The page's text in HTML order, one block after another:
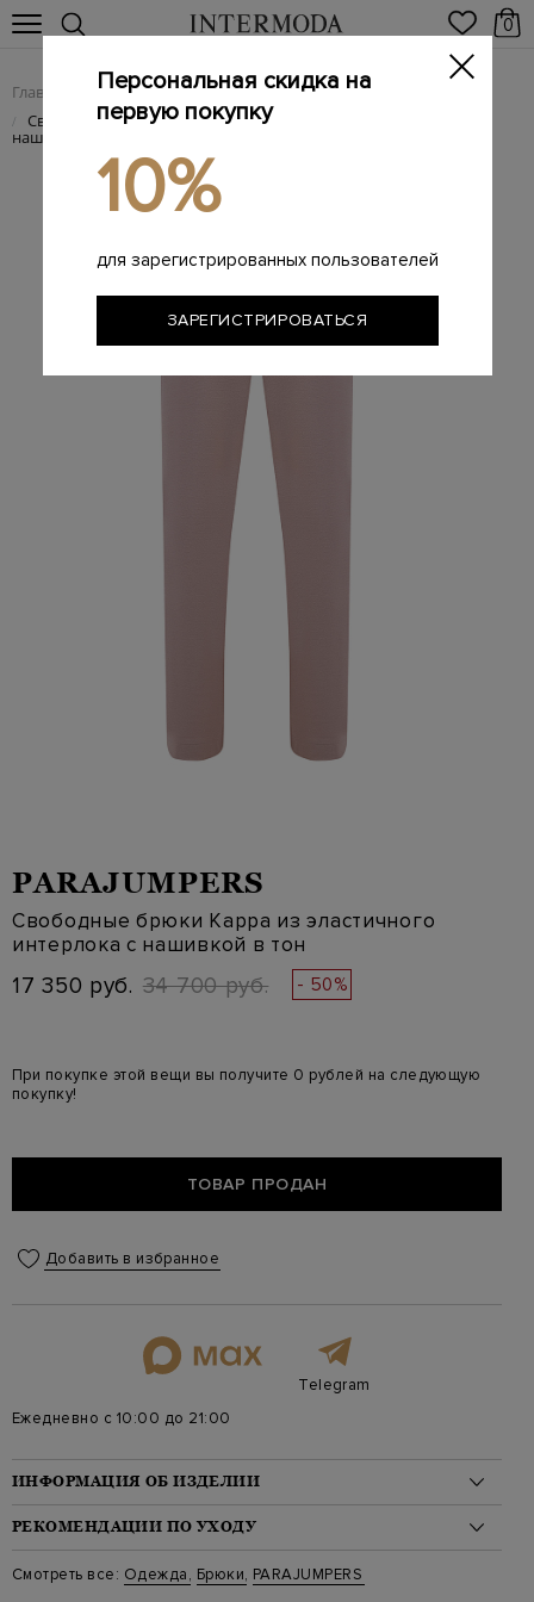
0
Главная Женщинам / Женская одежда / Женские брюки
/ Свободные брюки Kappa из эластичного интерлока с
нашивкой в тон
PARAJUMPERS
Свободные брюки Kappa из эластичного
интерлока с нашивкой в тон
17 350 руб. 34 700 руб. - 50%
При покупке этой вещи вы получите 0 рублей на следующую
покупку!
ТОВАР ПРОДАН
Добавить в избранное
Telegram
Ежедневно с 10:00 до 21:00
ИНФОРМАЦИЯ ОБ ИЗДЕЛИИ
Материал: вискоза 68%, полиамид 28%, эластан 4%
На модели: 175/82/60/91 на модели размер S
Стиль: Спортивные
Цвет: Розовый
РЕКОМЕНДАЦИИ ПО УХОДУ
Стирка: Деликатная стирка при температуре воды до 30
Смотреть все: Одежда, Брюки, PARAJUMPERS
Персональная скидка на
первую покупку
10%
для зарегистрированных пользователей
ЗАРЕГИСТРИРОВАТЬСЯ